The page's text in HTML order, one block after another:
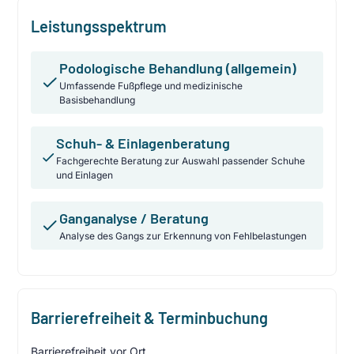
Leistungsspektrum
Podologische Behandlung (allgemein)
Umfassende Fußpflege und medizinische
Basisbehandlung
Schuh- & Einlagenberatung
Fachgerechte Beratung zur Auswahl passender Schuhe
und Einlagen
Ganganalyse / Beratung
Analyse des Gangs zur Erkennung von Fehlbelastungen
Barrierefreiheit & Terminbuchung
Barrierefreiheit vor Ort